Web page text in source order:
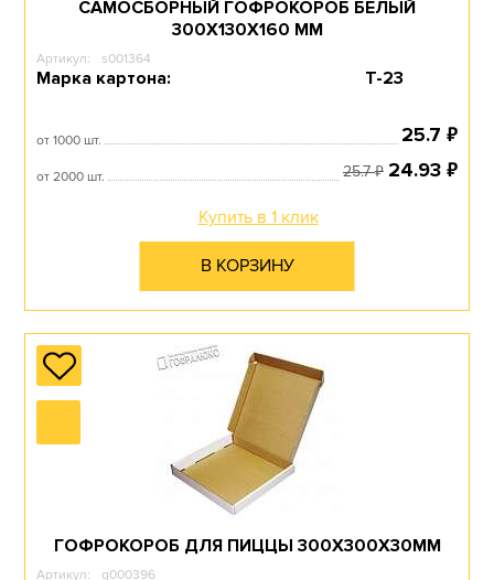
САМОСБОРНЫЙ ГОФРОКОРОБ БЕЛЫЙ
300Х130Х160 ММ
Артикул: s001364
Марка картона: Т-23
от 1000 шт. 25.7 ₽
от 2000 шт. 25.7₽ 24.93 ₽
Купить в 1 клик
В КОРЗИНУ
ГОФРОКОРОБ ДЛЯ ПИЦЦЫ 300Х300Х30ММ
Артикул: g000396